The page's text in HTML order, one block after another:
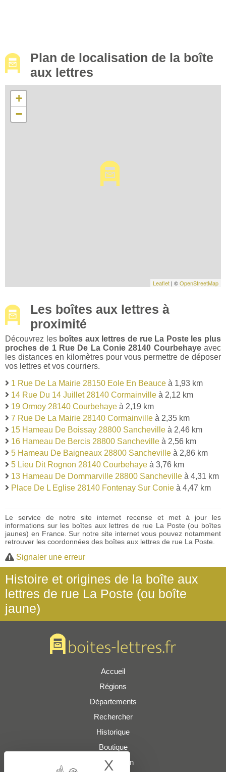
Plan de localisation de la boîte
aux lettres
+
−
Leaflet | ©OpenStreetMap
Les boîtes aux lettres à
proximité
Découvrez les boîtes aux lettres de rue La Poste les plus
proches de 1 Rue De La Conie 28140 Courbehayeavec
les distances en kilomètres pour vous permettre de déposer
vos lettres et vos courriers.
1 Rue De La Mairie 28150 Eole En Beauce à 1,93 km
14 Rue Du 14 Juillet 28140 Cormainville à 2,12 km
19 Ormoy 28140 Courbehaye à 2,19 km
7 Rue De La Mairie 28140 Cormainville à 2,35 km
15 Hameau De Boissay 28800 Sancheville à 2,46 km
16 Hameau De Bercis 28800 Sancheville à 2,56 km
5 Hameau De Baigneaux 28800 Sancheville à 2,86 km
5 Lieu Dit Rognon 28140 Courbehaye à 3,76 km
13 Hameau De Dommarville 28800 Sancheville à 4,31 km
Place De L Eglise 28140 Fontenay Sur Conie à 4,47 km
Le service de notre site internet recense et met à jour les
informations sur les boîtes aux lettres de rue La Poste (ou boîtes
jaunes) en France. Sur notre site internet vous pouvez notamment
retrouver les coordonnées des boîtes aux lettres de rue La Poste.
Signaler une erreur
Histoire et origines de la boîte aux
lettres de rue La Poste (ou boîte
jaune)
Accueil
Régions
Départements
Rechercher
Historique
Boutique
Présentation
X Hide cookie